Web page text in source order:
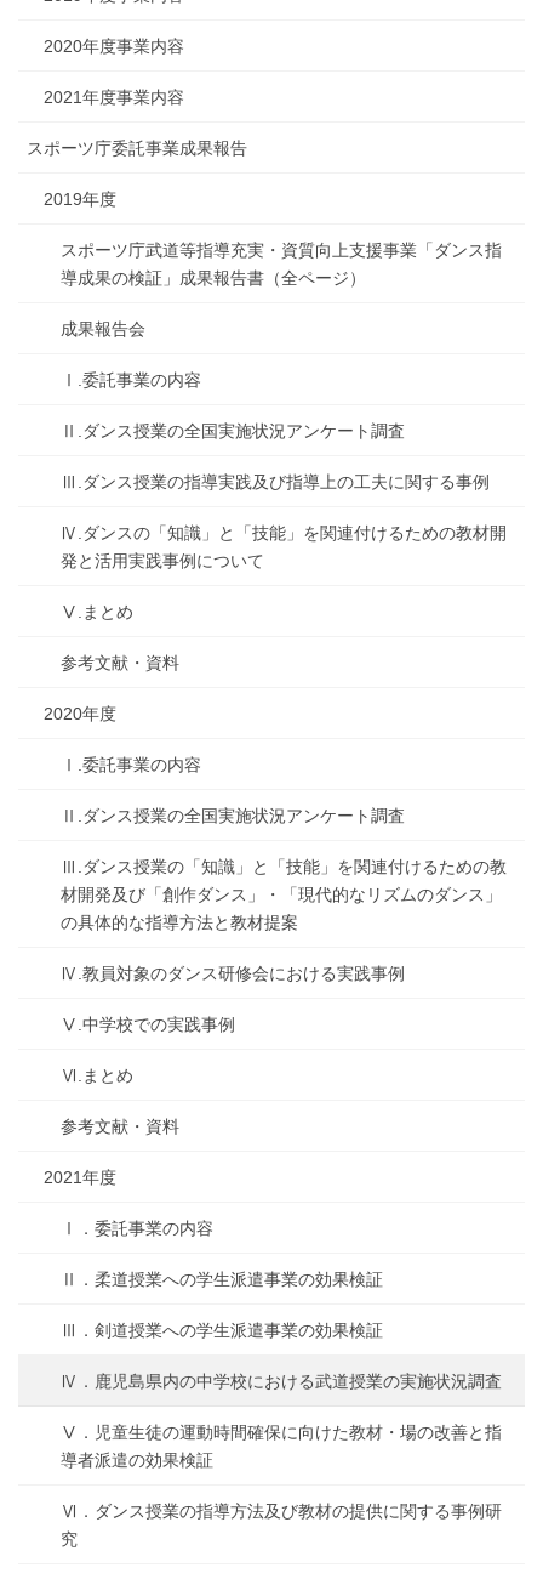
2020年度事業内容
2021年度事業内容
スポーツ庁委託事業成果報告
2019年度
スポーツ庁武道等指導充実・資質向上支援事業「ダンス指
導成果の検証」成果報告書（全ページ）
成果報告会
Ⅰ.委託事業の内容
Ⅱ.ダンス授業の全国実施状況アンケート調査
Ⅲ.ダンス授業の指導実践及び指導上の工夫に関する事例
Ⅳ.ダンスの「知識」と「技能」を関連付けるための教材開
発と活用実践事例について
Ⅴ.まとめ
参考文献・資料
2020年度
Ⅰ.委託事業の内容
Ⅱ.ダンス授業の全国実施状況アンケート調査
Ⅲ.ダンス授業の「知識」と「技能」を関連付けるための教
材開発及び「創作ダンス」・「現代的なリズムのダンス」
の具体的な指導方法と教材提案
Ⅳ.教員対象のダンス研修会における実践事例
Ⅴ.中学校での実践事例
Ⅵ.まとめ
参考文献・資料
2021年度
Ⅰ．委託事業の内容
Ⅱ．柔道授業への学生派遣事業の効果検証
Ⅲ．剣道授業への学生派遣事業の効果検証
Ⅳ．鹿児島県内の中学校における武道授業の実施状況調査
Ⅴ．児童生徒の運動時間確保に向けた教材・場の改善と指
導者派遣の効果検証
Ⅵ．ダンス授業の指導方法及び教材の提供に関する事例研
究